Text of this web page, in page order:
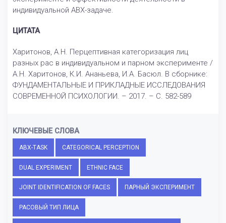
индивидуальной ABX-задаче.
ЦИТАТА
Харитонов, А.Н. Перцептивная категоризация лиц
разных рас в индивидуальном и парном эксперименте /
А.Н. Харитонов, К.И. Ананьева, И.А. Басюл. В сборнике:
ФУНДАМЕНТАЛЬНЫЕ И ПРИКЛАДНЫЕ ИССЛЕДОВАНИЯ
СОВРЕМЕННОЙ ПСИХОЛОГИИ. – 2017. – С. 582-589
КЛЮЧЕВЫЕ СЛОВА
ABX-TASK CATEGORICAL PERCEPTION
DUAL EXPERIMENT ETHNIC FACE
JOINT IDENTIFICATION OF FACES ПАРНЫЙ ЭКСПЕРИМЕНТ
РАСОВЫЙ ТИП ЛИЦА